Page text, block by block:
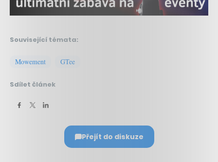
Související témata:
Mowement GTee
Sdílet článek
Přejít do diskuze